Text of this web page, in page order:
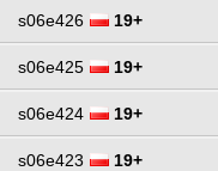
s06e426 19+
s06e425 19+
s06e424 19+
s06e423 19+